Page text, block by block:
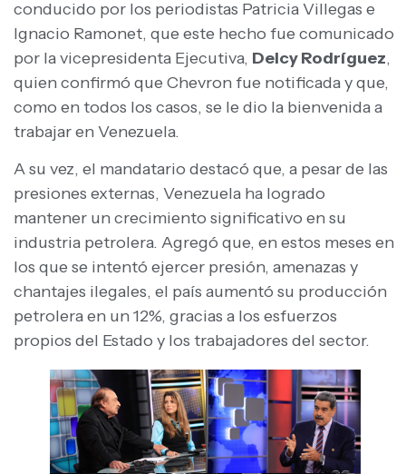
conducido por los periodistas Patricia Villegas e
Ignacio Ramonet, que este hecho fue comunicado
por la vicepresidenta Ejecutiva, Delcy Rodríguez,
quien confirmó que Chevron fue notificada y que,
como en todos los casos, se le dio la bienvenida a
trabajar en Venezuela.
A su vez, el mandatario destacó que, a pesar de las
presiones externas, Venezuela ha logrado
mantener un crecimiento significativo en su
industria petrolera. Agregó que, en estos meses en
los que se intentó ejercer presión, amenazas y
chantajes ilegales, el país aumentó su producción
petrolera en un 12%, gracias a los esfuerzos
propios del Estado y los trabajadores del sector.